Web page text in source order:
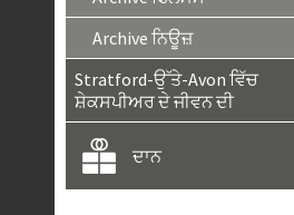
Archive ਨਿਊਜ਼
Stratford-ਉੱਤੇ-Avon ਵਿੱਚ
ਸ਼ੇਕਸਪੀਅਰ ਦੇ ਜੀਵਨ ਦੀ
ਦਾਨ